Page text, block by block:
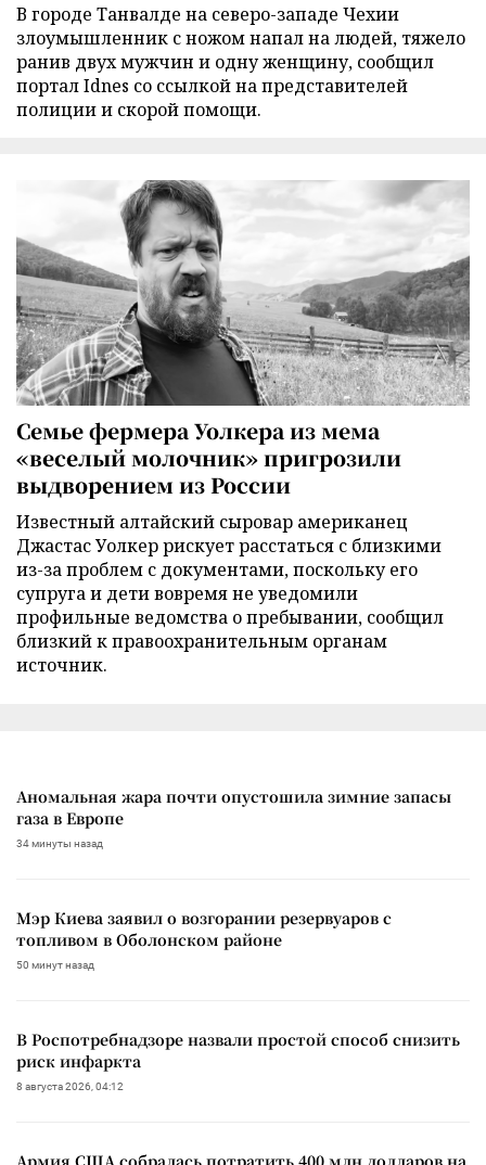
В городе Танвалде на северо-западе Чехии
злоумышленник с ножом напал на людей, тяжело
ранив двух мужчин и одну женщину, сообщил
портал Idnes со ссылкой на представителей
полиции и скорой помощи.
Семье фермера Уолкера из мема
«веселый молочник» пригрозили
выдворением из России
Известный алтайский сыровар американец
Джастас Уолкер рискует расстаться с близкими
из-за проблем с документами, поскольку его
супруга и дети вовремя не уведомили
профильные ведомства о пребывании, сообщил
близкий к правоохранительным органам
источник.
Аномальная жара почти опустошила зимние запасы
газа в Европе
34 минуты назад
Мэр Киева заявил о возгорании резервуаров с
топливом в Оболонском районе
50 минут назад
В Роспотребнадзоре назвали простой способ снизить
риск инфаркта
8 августа 2026, 04:12
Армия США собралась потратить 400 млн долларов на